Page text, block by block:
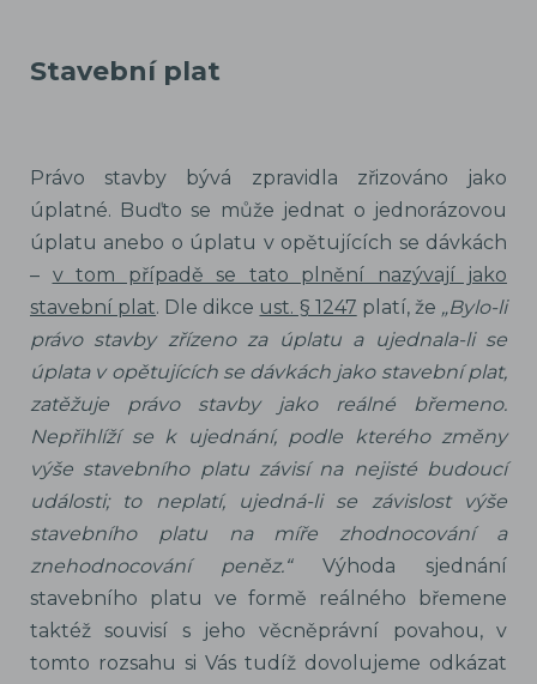
Stavební plat
Právo stavby bývá zpravidla zřizováno jako
úplatné. Buďto se může jednat o jednorázovou
úplatu anebo o úplatu v opětujících se dávkách
– v tom případě se tato plnění nazývají jako
stavební plat. Dle dikce ust. § 1247 platí, že „Bylo-li
právo stavby zřízeno za úplatu a ujednala-li se
úplata v opětujících se dávkách jako stavební plat,
zatěžuje právo stavby jako reálné břemeno.
Nepřihlíží se k ujednání, podle kterého změny
výše stavebního platu závisí na nejisté budoucí
události; to neplatí, ujedná-li se závislost výše
stavebního platu na míře zhodnocování a
znehodnocování peněz.“ Výhoda sjednání
stavebního platu ve formě reálného břemene
taktéž souvisí s jeho věcněprávní povahou, v
tomto rozsahu si Vás tudíž dovolujeme odkázat